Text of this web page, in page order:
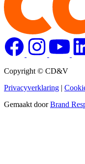
Copyright © CD&V
Privacyverklaring |
Gemaakt doorBrand